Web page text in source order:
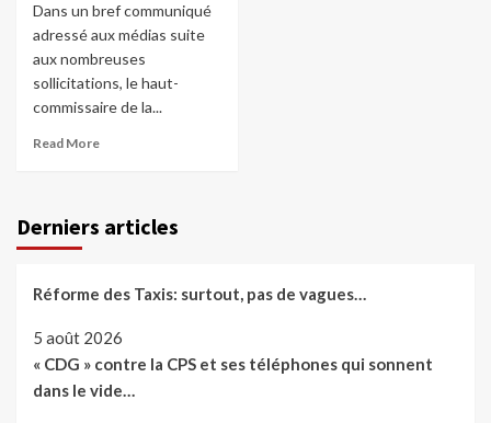
Dans un bref communiqué
adressé aux médias suite
aux nombreuses
sollicitations, le haut-
commissaire de la...
Read More
Derniers articles
Réforme des Taxis: surtout, pas de vagues…
5 août 2026
« CDG » contre la CPS et ses téléphones qui sonnent
dans le vide…